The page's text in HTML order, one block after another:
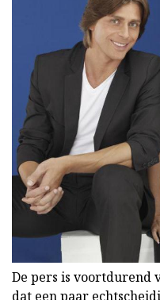
De pers is voortdurend
dat een paar